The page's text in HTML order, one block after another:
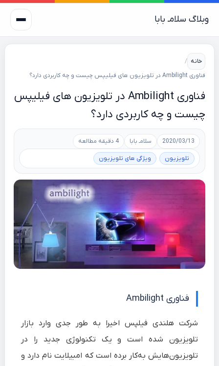
وبلاگ سلامـ بابا
خانه /
فناوری Ambilight در تلویزیون های فیلیپس چیست و چه کاربردی دارد؟
فناوری Ambilight در تلویزیون های فیلیپس
چیست و چه کاربردی دارد؟
2020/03/13 سلامـ بابا 4 دقیقه مطالعه
تلویزیون ویژگی های تلویزیون
فناوری Ambilight
شرکت هلندی فیلپس اخیرا به طور جدی وارد بازار
تلویزیون شده است و یک تکنولوژی جدید را در
تلویزیون‌هایش به‌کار برده است که امبیلایت نام دارد و